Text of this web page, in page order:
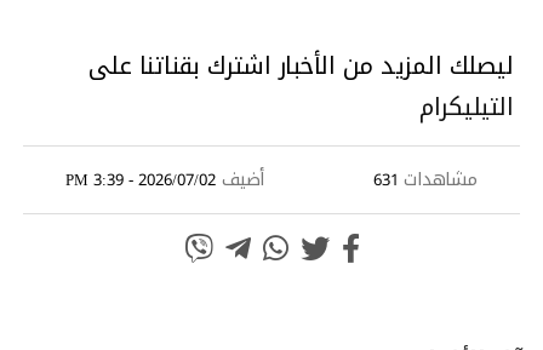
ليصلك المزيد من الأخبار اشترك بقناتنا على
التيليكرام
مشاهدات 631 أضيف 2026/07/02 - 3:39 PM